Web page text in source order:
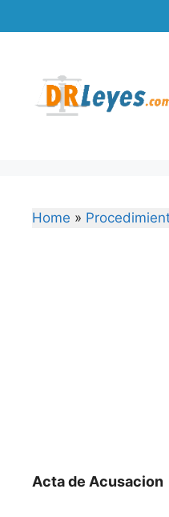
to
Home »
Acta de Acusacion